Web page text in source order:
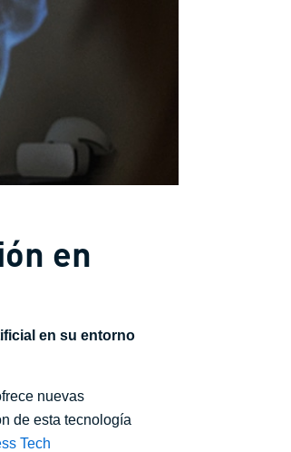
en
en su entorno
nuevas
de esta tecnología
Tech